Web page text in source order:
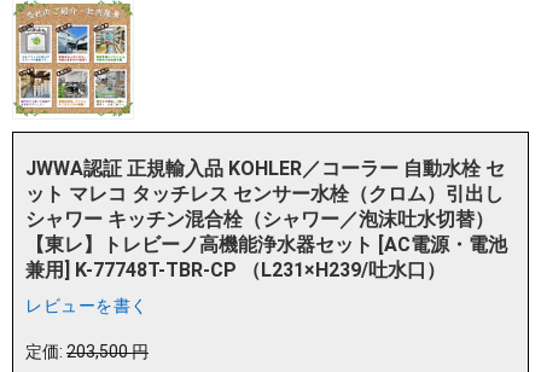
JWWA認証 正規輸入品 KOHLER／コーラー 自動水栓 セ
ット マレコ タッチレス センサー水栓（クロム）引出し
シャワー キッチン混合栓（シャワー／泡沫吐水切替）
【東レ】トレビーノ高機能浄水器セット [AC電源・電池
兼用] K-77748T-TBR-CP （L231×H239/吐水口）
レビューを書く
定価: 203,500円